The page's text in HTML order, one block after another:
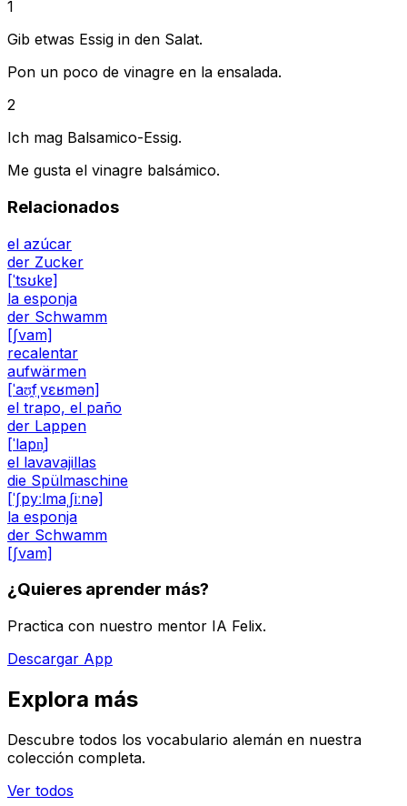
1
Gib etwas Essig in den Salat.
Pon un poco de vinagre en la ensalada.
2
Ich mag Balsamico-Essig.
Me gusta el vinagre balsámico.
Relacionados
el azúcar
der Zucker
[ˈtsʊkɐ]
la esponja
der Schwamm
[ʃvam]
recalentar
aufwärmen
[ˈaʊ̯fˌvɛʁmən]
el trapo, el paño
der Lappen
[ˈlapn̩]
el lavavajillas
die Spülmaschine
[ˈʃpyːlmaˌʃiːnə]
la esponja
der Schwamm
[ʃvam]
¿Quieres aprender más?
Practica con nuestro mentor IA Felix.
Descargar App
Explora más
Descubre todos los vocabulario alemán en nuestra
colección completa.
Ver todos